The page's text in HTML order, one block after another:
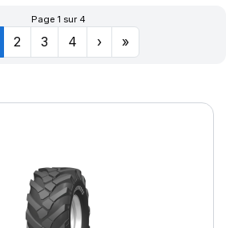
Page 1 sur 4
2 3 4 › »